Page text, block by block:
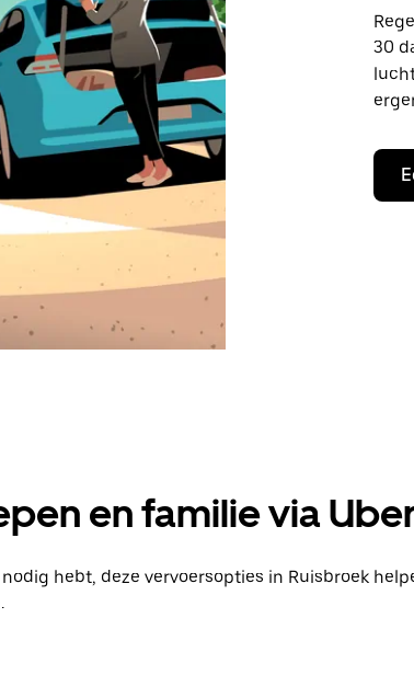
30
en familie via
hebt, deze vervoersopties in Ruisbroek